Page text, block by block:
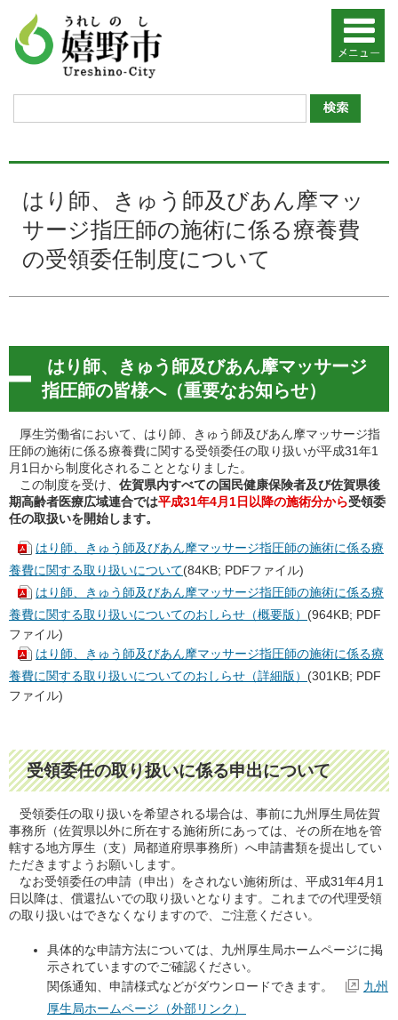
はり師、きゅう師及びあん摩マッ
サージ指圧師の施術に係る療養費
の受領委任制度について
はり師、きゅう師及びあん摩マッサージ
指圧師の皆様へ（重要なお知らせ）
厚生労働省において、はり師、きゅう師及びあん摩マッサージ指
圧師の施術に係る療養費に関する受領委任の取り扱いが平成31年1
月1日から制度化されることとなりました。
この制度を受け、 佐賀県内すべての国民健康保険者及び佐賀県後
期高齢者医療広域連合では平成31年4月1日以降の施術分から受領委
任の取扱いを開始します。
はり師、きゅう師及びあん摩マッサージ指圧師の施術に係る療
養費に関する取り扱いについて(84KB; PDFファイル)
はり師、きゅう師及びあん摩マッサージ指圧師の施術に係る療
養費に関する取り扱いについてのおしらせ（概要版） (964KB; PDF
ファイル)
はり師、きゅう師及びあん摩マッサージ指圧師の施術に係る療
養費に関する取り扱いについてのおしらせ（詳細版） (301KB; PDF
ファイル)
受領委任の取り扱いに係る申出について
受領委任の取り扱いを希望される場合は、事前に九州厚生局佐賀
事務所（佐賀県以外に所在する施術所にあっては、その所在地を管
轄する地方厚生（支）局都道府県事務所）へ申請書類を提出してい
ただきますようお願いします。
なお受領委任の申請（申出）をされない施術所は、平成31年4月1
日以降は、償還払いでの取り扱いとなります。これまでの代理受領
の取り扱いはできなくなりますので、ご注意ください。
具体的な申請方法については、九州厚生局ホームページに掲
示されていますのでご確認ください。
関係通知、申請様式などがダウンロードできます。
九州
厚生局ホームページ（外部リンク）